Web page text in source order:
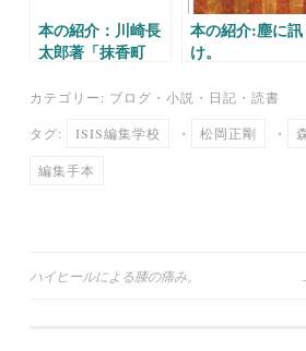
本の紹介：川崎長
太郎著「抹香町
本の紹介:塵に訊
け。
カテゴリー: ブログ ・ 小説 ・ 日記 ・ 読書
タグ: ISIS編集学校 ・ 松岡正剛 ・
編集手本
投
ハイヒールによる膝の痛み。